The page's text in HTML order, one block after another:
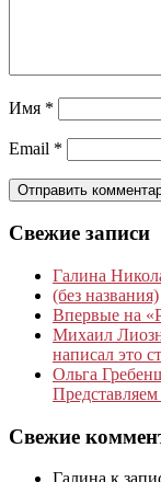
Имя *
Email *
Свежие записи
Галина
(без названия)
Впервые на
Михаил
написал это
Ольга
Свежие